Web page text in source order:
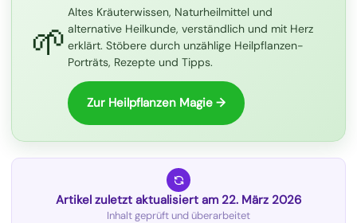
🌱
Altes Kräuterwissen, Naturheilmittel und
alternative Heilkunde, verständlich und mit Herz
erklärt. Stöbere durch unzählige Heilpflanzen-
Porträts, Rezepte und Tipps.
Zur Heilpflanzen Magie →
Artikel zuletzt aktualisiert am 22. März 2026
Inhalt geprüft und überarbeitet